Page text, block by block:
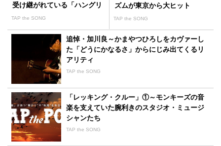
受け継がれている「ハングリ
ー・ハート」
TAP the SONG
ズムが東京から大ヒット
TAP the SONG
追悼・加川良～かまやつひろしをカヴァーし
た「どうにかなるさ」からにじみ出てくるリ
アリティ
TAP the SONG
「レッキング・クルー」①～モンキーズの音
楽を支えていた腕利きのスタジオ・ミュージ
シャンたち
TAP the SONG